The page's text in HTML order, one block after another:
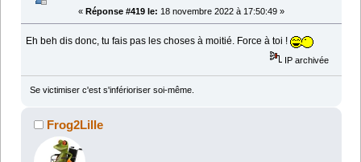
« Réponse #419 le: 18 novembre 2022 à 17:50:49 »
Eh beh dis donc, tu fais pas les choses à moitié. Force à toi !
IP archivée
Se victimiser c'est s'inférioriser soi-même.
Frog2Lille